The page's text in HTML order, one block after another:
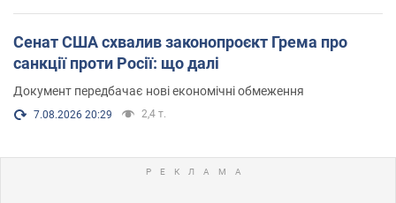
Сенат США схвалив законопроєкт Грема про
санкції проти Росії: що далі
Документ передбачає нові економічні обмеження
7.08.2026 20:29 2,4 т.